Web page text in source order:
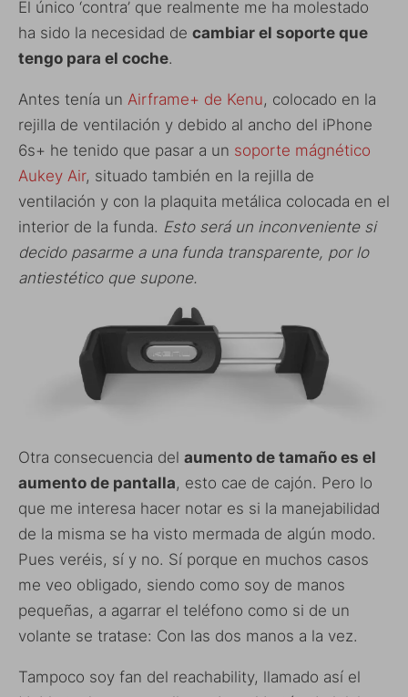
El único ‘contra’ que realmente me ha molestado
ha sido la necesidad de cambiar el soporte que
tengo para el coche.
Antes tenía un Airframe+ de Kenu, colocado en la
rejilla de ventilación y debido al ancho del iPhone
6s+ he tenido que pasar a un soporte mágnético
Aukey Air, situado también en la rejilla de
ventilación y con la plaquita metálica colocada en el
interior de la funda. Esto será un inconveniente si
decido pasarme a una funda transparente, por lo
antiestético que supone.
Otra consecuencia del aumento de tamaño es el
aumento de pantalla, esto cae de cajón. Pero lo
que me interesa hacer notar es si la manejabilidad
de la misma se ha visto mermada de algún modo.
Pues veréis, sí y no. Sí porque en muchos casos
me veo obligado, siendo como soy de manos
pequeñas, a agarrar el teléfono como si de un
volante se tratase: Con las dos manos a la vez.
Tampoco soy fan del reachability, llamado así el